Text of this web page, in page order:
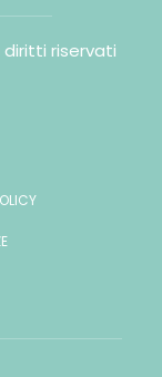
diritti riservati